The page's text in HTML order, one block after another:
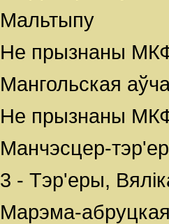
Мальтыпу
Не прызнаны
Мангольская
Не прызнаны
Манчэсцер-тэр'ер
3 - Тэр'еры,
Марэма-